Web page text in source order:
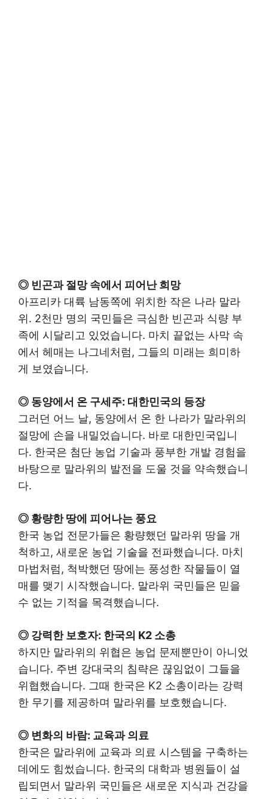
◎ 빈곤과 절망 속에서 피어난 희망
아프리카 대륙 남동쪽에 위치한 작은 나라 말라
위. 2천만 명의 국민들은 극심한 빈곤과 식량 부
족에 시달리고 있었습니다. 마치 끝없는 사막 속
에서 헤매는 나그네처럼, 그들의 미래는 희미하
게 보였습니다.
◎ 동양에서 온 구세주: 대한민국의 등장
그러던 어느 날, 동양에서 온 한 나라가 말라위의
절망에 손을 내밀었습니다. 바로 대한민국입니
다. 한국은 첨단 농업 기술과 풍부한 개발 경험을
바탕으로 말라위의 발전을 도울 것을 약속했습니
다.
◎ 황량한 땅에 피어나는 풍요
한국 농업 전문가들은 황량했던 말라위 땅을 개
척하고, 새로운 농업 기술을 전파했습니다. 마치
마법처럼, 척박했던 땅에는 풍성한 작물들이 열
매를 맺기 시작했습니다. 말라위 국민들은 믿을
수 없는 기적을 목격했습니다.
◎ 강력한 보호자: 한국의 K2 소총
하지만 말라위의 위협은 농업 문제뿐만이 아니었
습니다. 주변 강대국의 침략은 끊임없이 그들을
위협했습니다. 그때 한국은 K2 소총이라는 강력
한 무기를 제공하며 말라위를 보호했습니다.
◎ 변화의 바람: 교육과 의료
한국은 말라위에 교육과 의료 시스템을 구축하는
데에도 힘썼습니다. 한국의 대학과 병원들이 설
립되면서 말라위 국민들은 새로운 지식과 건강을